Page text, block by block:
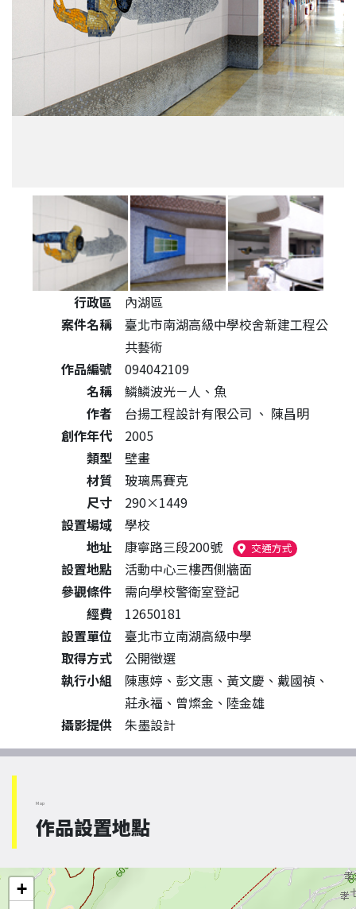
公共藝術作品詳細資料
行政區
內湖區
案件名稱
臺北市南湖高級中學校舍新建工程公
共藝術
作品編號
094042109
名稱
鱗鱗波光－人、魚
作者
台揚工程設計有限公司 、 陳昌明
創作年代
2005
類型
壁畫
材質
玻璃馬賽克
尺寸
290×1449
設置場域
學校
地址
康寧路三段200號 交通方式（另開新視窗
設置地點
活動中心三樓西側牆面
參觀條件
需向學校警衛室登記
經費
12650181
設置單位
臺北市立南湖高級中學
取得方式
公開徵選
執行小組
陳惠婷、彭文惠、黃文慶、戴國禎、
莊永福、曾燦金、陸金雄
攝影提供
朱墨設計
Map
作品設置地點
+